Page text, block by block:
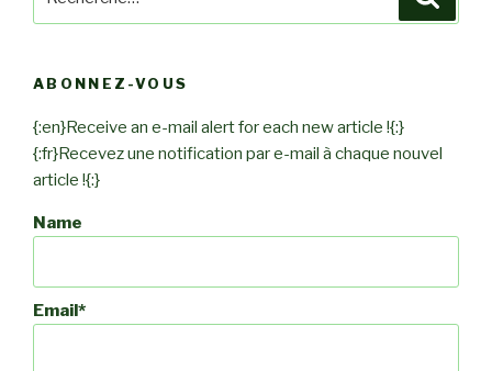
ABONNEZ-VOUS
{:en}Receive an e-mail alert for each new article !{:}
{:fr}Recevez une notification par e-mail à chaque nouvel
article !{:}
Name
Email*